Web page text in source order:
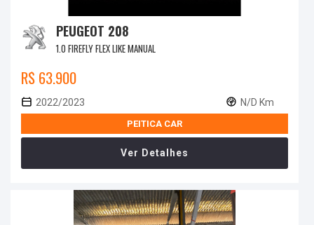
PEUGEOT 208
1.0 FIREFLY FLEX LIKE MANUAL
R$ 63.900
2022/2023 N/D Km
PEITICA CAR
Ver Detalhes